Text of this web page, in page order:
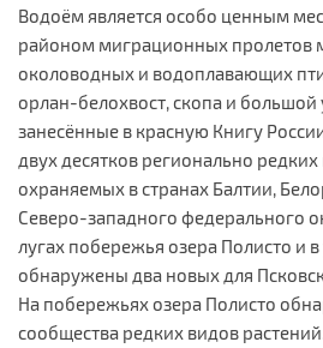
Водоём является особо ценным
районом миграционных пролетов
околоводных и водоплавающих
орлан-белохвост, скопа и большой
занесённые в красную Книгу
двух десятков регионально
охраняемых в странах Балтии,
Северо-западного федерального
лугах побережья озера Полисто и
обнаружены два новых для
На побережьях озера Полисто
сообщества редких видов